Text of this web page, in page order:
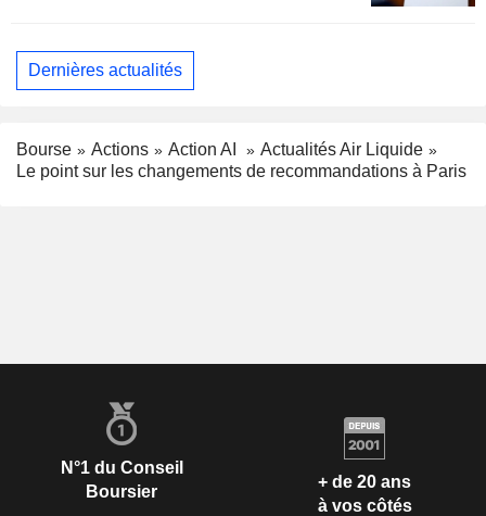
Dernières actualités
Bourse Actions Action AI
Actualités Air Liquide
Le point sur les changements de recommandations à Paris
N°1 du Conseil
Boursier
+ de 20 ans
à vos côtés